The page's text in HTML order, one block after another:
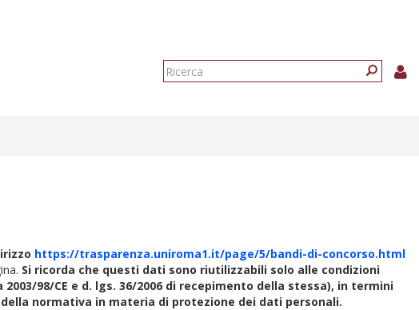
Form
https://trasparenza.uniroma1.it/page/5/bandi-di-concorso.html
Si ricorda che questi dati sono riutilizzabili solo alle condizioni
98/CE e d. lgs. 36/2006 di recepimento della stessa), in termini
normativa in materia di protezione dei dati personali.